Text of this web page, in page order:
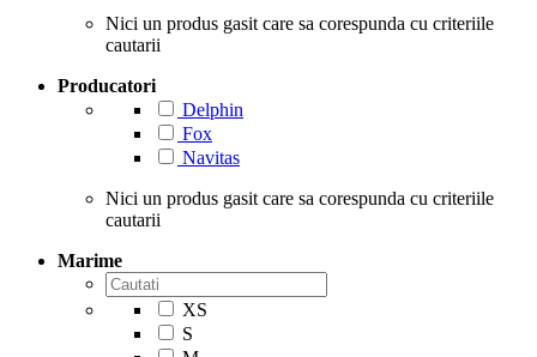
Nici un produs gasit care sa corespunda cu criteriile
cautarii
Producatori
Delphin
Fox
Navitas
Nici un produs gasit care sa corespunda cu criteriile
cautarii
Marime
XS
S